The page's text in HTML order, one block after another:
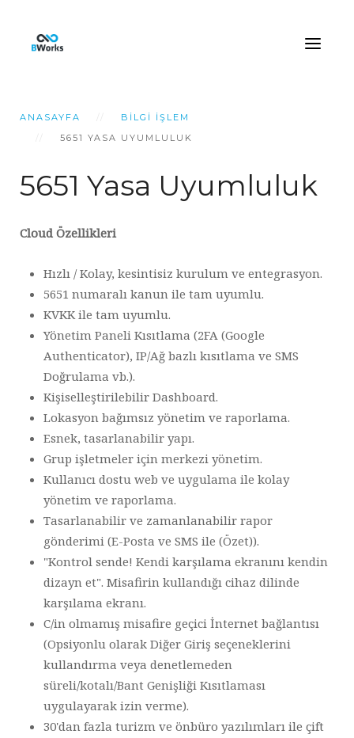
ANASAYFA
BILGI İŞLEM
5651 YASA UYUMLULUK
5651 Yasa Uyumluluk
Cloud Özellikleri
Hızlı / Kolay, kesintisiz kurulum ve entegrasyon.
5651 numaralı kanun ile tam uyumlu.
KVKK ile tam uyumlu.
Yönetim Paneli Kısıtlama (2FA (Google
Authenticator), IP/Ağ bazlı kısıtlama ve SMS
Doğrulama vb.).
Kişiselleştirilebilir Dashboard.
Lokasyon bağımsız yönetim ve raporlama.
Esnek, tasarlanabilir yapı.
Grup işletmeler için merkezi yönetim.
Kullanıcı dostu web ve uygulama ile kolay
yönetim ve raporlama.
Tasarlanabilir ve zamanlanabilir rapor
gönderimi (E-Posta ve SMS ile (Özet)).
"Kontrol sende! Kendi karşılama ekranını kendin
dizayn et". Misafirin kullandığı cihaz dilinde
karşılama ekranı.
C/in olmamış misafire geçici İnternet bağlantısı
(Opsiyonlu olarak Diğer Giriş seçeneklerini
kullandırma veya denetlemeden
süreli/kotalı/Bant Genişliği Kısıtlaması
uygulayarak izin verme).
30'dan fazla turizm ve önbüro yazılımları ile çift